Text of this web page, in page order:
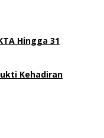
Hingga 31
Kehadiran